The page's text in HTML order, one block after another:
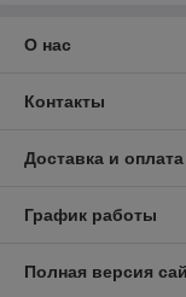
О нас
Контакты
Доставка и оплата
График работы
Полная версия